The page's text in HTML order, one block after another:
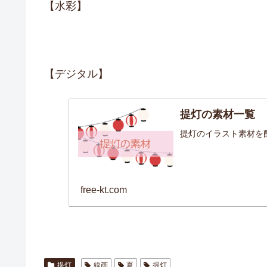
【水彩】
【デジタル】
提灯の素材一覧
提灯のイラスト素材を
free-kt.com
提灯 線画 夏 提灯